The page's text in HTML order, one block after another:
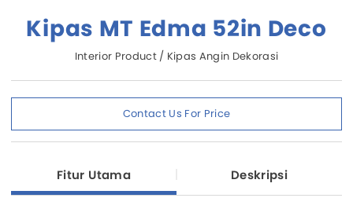
Kipas MT Edma 52in Deco
Interior Product / Kipas Angin Dekorasi
Contact Us For Price
Fitur Utama Deskripsi